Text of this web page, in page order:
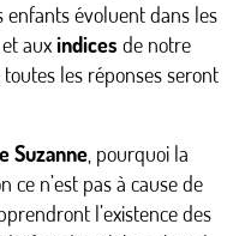
enfants évoluent dans les
, et auxindices de notre
les réponses seront
Suzanne , pourquoi la
ce n’est pas à cause de
l’existence des